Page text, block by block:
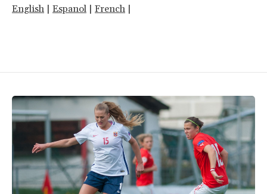
English | Espanol | French |